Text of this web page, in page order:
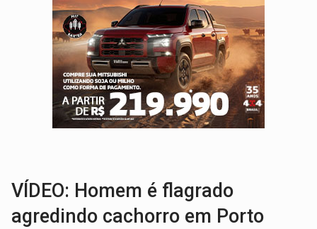
CREDIBILIDADE:Superintendentes da PF defendem independência e apoio
ALIANÇA PODEROSA:Chapa vitaminada pode alcançar larga e boa
SÃO PAULO:PM abre concurso público com 2.000 vagas para
CINEAMAZÔNIA:Filmes rondonienses provocam debate sobre temas
Publicação Legal:AVISO DE LICITAÇÃO: PREGÃO ELETRÔNICO Nº
VÍDEO: Homem é flagrado
agredindo cachorro em Porto